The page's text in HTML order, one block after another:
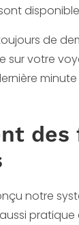
de
sur votre
notre